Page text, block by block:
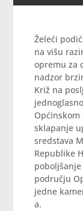
Želeći
na višu
opremu za
nadzor
Križ na
sklapanje
sredstava
Republike
području
jedne
a.